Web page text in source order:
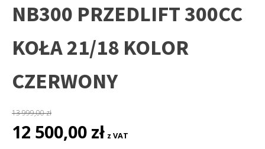
NB300 PRZEDLIFT 300CC
KOŁA 21/18 KOLOR
CZERWONY
13 999,00zł
Pierwotna
cena
12 500,00 zł cena
z VAT